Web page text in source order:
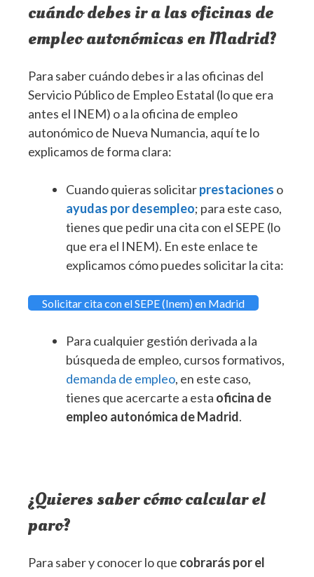
cuándo debes ir a las oficinas de
empleo autonómicas en Madrid?
Para saber cuándo debes ir a las oficinas del
Servicio Público de Empleo Estatal (lo que era
antes el INEM) o a la oficina de empleo
autonómico de Nueva Numancia, aquí te lo
explicamos de forma clara:
Cuando quieras solicitarprestaciones o
ayudas por desempleo; para este caso,
tienes que pedir una cita con el SEPE (lo
que era el INEM). En este enlace te
explicamos cómo puedes solicitar la cita:
Solicitar cita con el SEPE (Inem) en Madrid
Para cualquier gestión derivada a la
búsqueda de empleo, cursos formativos,
demanda de empleo, en este caso,
tienes que acercarte a esta oficina de
empleo autonómica de Madrid.
¿Quieres saber cómo calcular el
paro?
Para saber y conocer lo que cobrarás por el